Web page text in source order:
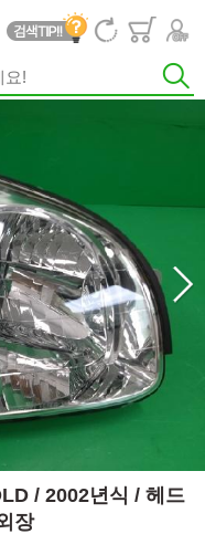
/ 2002년식 / 헤드
장